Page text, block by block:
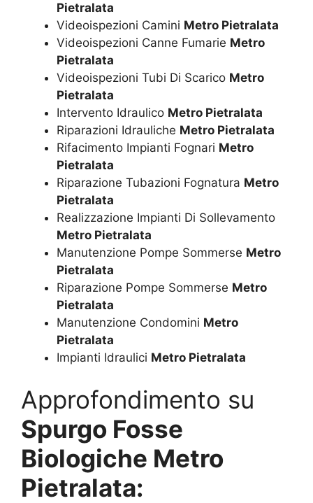
Pietralata
Videoispezioni Camini Metro Pietralata
Videoispezioni Canne Fumarie Metro
Pietralata
Videoispezioni Tubi Di Scarico Metro
Pietralata
Intervento Idraulico Metro Pietralata
Riparazioni Idrauliche Metro Pietralata
Rifacimento Impianti Fognari Metro
Pietralata
Riparazione Tubazioni Fognatura Metro
Pietralata
Realizzazione Impianti Di Sollevamento
Metro Pietralata
Manutenzione Pompe Sommerse Metro
Pietralata
Riparazione Pompe Sommerse Metro
Pietralata
Manutenzione Condomini Metro
Pietralata
Impianti Idraulici Metro Pietralata
Approfondimento su
Spurgo Fosse
Biologiche Metro
Pietralata: